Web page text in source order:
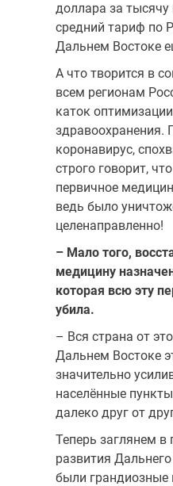
доллара за тысячу
средний тариф по
Дальнем Востоке
А что творится в
всем регионам
каток
здравоохранения.
коронавирус,
строго говорит,
первичное
ведь было
целенаправленно!
– Мало того,
медицину
которая всю эту
убила.
– Вся страна от
Дальнем Востоке
значительно
населённые
далеко друг от
Теперь заглянем в
развития
были грандиозные